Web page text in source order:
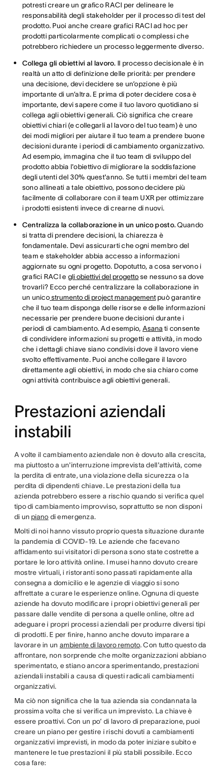
potresti creare un grafico RACI per delineare le
responsabilità degli stakeholder per il processo di test del
prodotto. Puoi anche creare grafici RACI ad hoc per
prodotti particolarmente complicati o complessi che
potrebbero richiedere un processo leggermente diverso.
Collega gli obiettivi al lavoro. Il processo decisionale è in
realtà un atto di definizione delle priorità: per prendere
una decisione, devi decidere se un’opzione è più
importante di un’altra. E prima di poter decidere cosa è
importante, devi sapere come il tuo lavoro quotidiano si
collega agli obiettivi generali. Ciò significa che creare
obiettivi chiari (e collegarli al lavoro del tuo team) è uno
dei modi migliori per aiutare il tuo team a prendere buone
decisioni durante i periodi di cambiamento organizzativo.
Ad esempio, immagina che il tuo team di sviluppo del
prodotto abbia l'obiettivo di migliorare la soddisfazione
degli utenti del 30% quest'anno. Se tutti i membri del team
sono allineati a tale obiettivo, possono decidere più
facilmente di collaborare con il team UXR per ottimizzare
i prodotti esistenti invece di crearne di nuovi.
Centralizza la collaborazione in un unico posto.Quando
si tratta di prendere decisioni, la chiarezza è
fondamentale. Devi assicurarti che ogni membro del
team e stakeholder abbia accesso a informazioni
aggiornate su ogni progetto. Dopotutto, a cosa servono i
grafici RACI e gli obiettivi del progettose nessuno sa dove
trovarli? Ecco perché centralizzare la collaborazione in
un unicostrumento di project managementpuò garantire
che il tuo team disponga delle risorse e delle informazioni
necessarie per prendere buone decisioni durante i
periodi di cambiamento. Ad esempio, Asana ti consente
di condividere informazioni su progetti e attività, in modo
che i dettagli chiave siano condivisi dove il lavoro viene
svolto effettivamente. Puoi anche collegare il lavoro
direttamente agli obiettivi, in modo che sia chiaro come
ogni attività contribuisce agli obiettivi generali.
Prestazioni aziendali
instabili
A volte il cambiamento aziendale non è dovuto alla crescita,
ma piuttosto a un'interruzione imprevista dell'attività, come
la perdita di entrate, una violazione della sicurezza o la
perdita di dipendenti chiave. Le prestazioni della tua
azienda potrebbero essere a rischio quando si verifica quel
tipo di cambiamento improvviso, soprattutto se non disponi
di un piano di emergenza.
Molti di noi hanno vissuto proprio questa situazione durante
la pandemia di COVID-19. Le aziende che facevano
affidamento sui visitatori di persona sono state costrette a
portare le loro attività online. I musei hanno dovuto creare
mostre virtuali, i ristoranti sono passati rapidamente alla
consegna a domicilio e le agenzie di viaggio si sono
affrettate a curare le esperienze online. Ognuna di queste
aziende ha dovuto modificare i propri obiettivi generali per
passare dalle vendite di persona a quelle online, oltre ad
adeguare i propri processi aziendali per produrre diversi tipi
di prodotti. E per finire, hanno anche dovuto imparare a
lavorare in un ambiente di lavoro remoto. Con tutto questo da
affrontare, non sorprende che molte organizzazioni abbiano
sperimentato, e stiano ancora sperimentando, prestazioni
aziendali instabili a causa di questi radicali cambiamenti
organizzativi.
Ma ciò non significa che la tua azienda sia condannata la
prossima volta che si verifica un imprevisto. La chiave è
essere proattivi. Con un po’ di lavoro di preparazione, puoi
creare un piano per gestire i rischi dovuti a cambiamenti
organizzativi imprevisti, in modo da poter iniziare subito e
mantenere le tue prestazioni il più stabili possibile. Ecco
cosa fare: